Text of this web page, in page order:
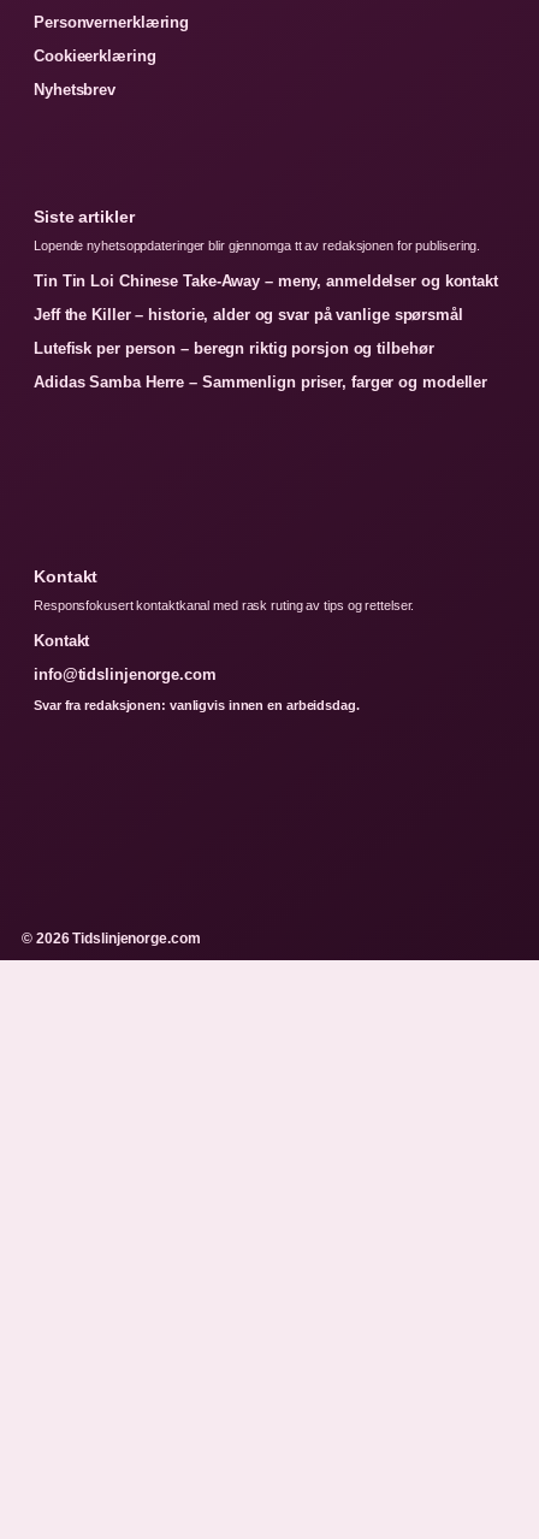
Personvernerklæring
Cookieerklæring
Nyhetsbrev
Siste artikler
Lopende nyhetsoppdateringer blir gjennomga tt av redaksjonen for publisering.
Tin Tin Loi Chinese Take-Away – meny, anmeldelser og kontakt
Jeff the Killer – historie, alder og svar på vanlige spørsmål
Lutefisk per person – beregn riktig porsjon og tilbehør
Adidas Samba Herre – Sammenlign priser, farger og modeller
Kontakt
Responsfokusert kontaktkanal med rask ruting av tips og rettelser.
Kontakt
info@tidslinjenorge.com
Svar fra redaksjonen: vanligvis innen en arbeidsdag.
© 2026 Tidslinjenorge.com